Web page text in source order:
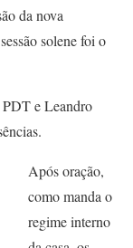
da nova
solene foi o
e Leandro
Após oração,
como manda o
regime interno